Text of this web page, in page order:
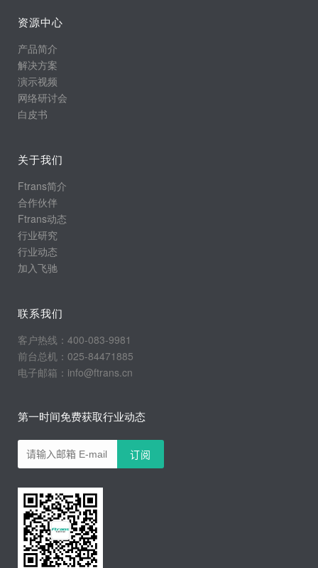
资源中心
产品简介
解决方案
演示视频
网络研讨会
白皮书
关于我们
Ftrans简介
合作伙伴
Ftrans动态
行业研究
行业动态
加入飞驰
联系我们
客户热线：400-083-9981
前台总机：025-84471885
电子邮箱：info@ftrans.cn
第一时间免费获取行业动态